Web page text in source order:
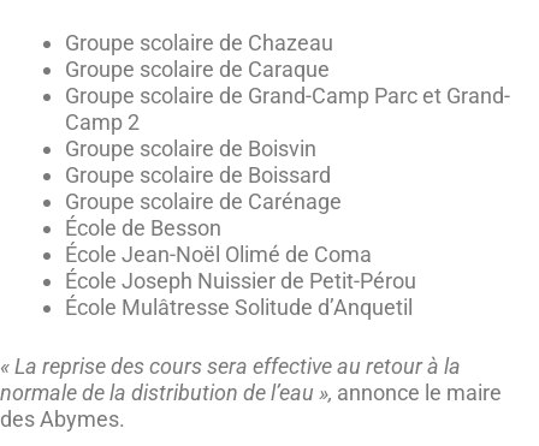
Groupe scolaire de Chazeau
Groupe scolaire de Caraque
Groupe scolaire de Grand-Camp Parc et Grand-
Camp 2
Groupe scolaire de Boisvin
Groupe scolaire de Boissard
Groupe scolaire de Carénage
École de Besson
École Jean-Noël Olimé de Coma
École Joseph Nuissier de Petit-Pérou
École Mulâtresse Solitude d’Anquetil
« La reprise des cours sera effective au retour à la
normale de la distribution de l’eau », annonce le maire
des Abymes.